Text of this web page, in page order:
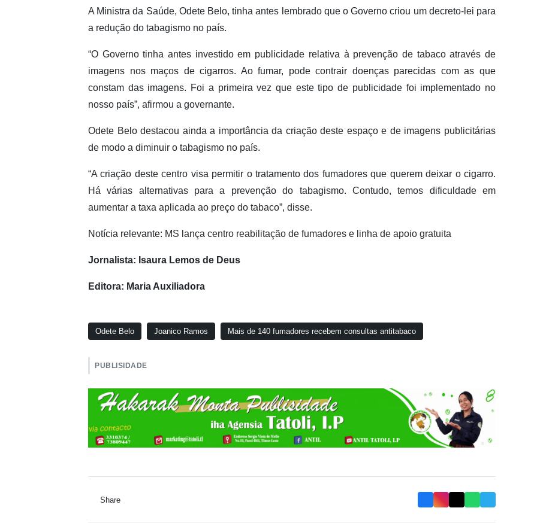
A Ministra da Saúde, Odete Belo, tinha antes lembrado que o Governo criou um decreto-lei para
a redução do tabagismo no país.
“O Governo tinha antes investido em publicidade relativa à prevenção de tabaco através de
imagens nos maços de cigarros. Ao fumar, pode contrair doenças parecidas com as que
constam das imagens. Foi a primeira vez que este tipo de publicidade foi implementado no
nosso país”, afirmou a governante.
Odete Belo destacou ainda a importância da criação deste espaço e de imagens publicitárias
de modo a diminuir o tabagismo no país.
“A criação deste centro visa permitir o tratamento dos fumadores que querem deixar o cigarro.
Há várias alternativas para a prevenção do tabagismo. Contudo, temos dificuldade em
aumentar a taxa aplicada ao preço do tabaco”, disse.
Notícia relevante: MS lança centro reabilitação de fumadores e linha de apoio gratuita
Jornalista: Isaura Lemos de Deus
Editora: Maria Auxiliadora
Odete Belo Joanico Ramos Mais de 140 fumadores recebem consultas antitabaco
PUBLISIDADE
Share